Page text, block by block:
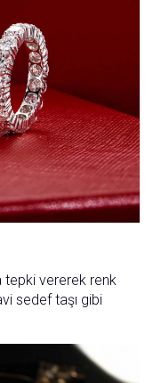
tepki vererek renk
sedef taşı gibi